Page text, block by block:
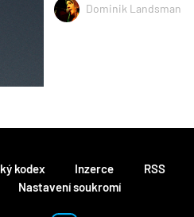
Dominik Landsman
kodex Inzerce RSS
Nastavení soukromí